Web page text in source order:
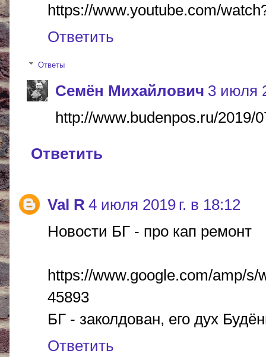
https://www.youtube.com/
Ответить
Ответы
Cемён Михайлович 3 июля
http://www.budenpos.ru/2019/
Ответить
Val R 4 июля 2019 г. в 18:12
Новости БГ - про кап ремонт
https://www.google.com/amp/
45893
БГ - заколдован, его дух
Ответить